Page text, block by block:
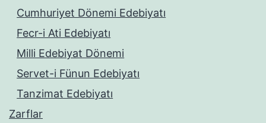
Cumhuriyet Dönemi Edebiyatı
Fecr-i Ati Edebiyatı
Milli Edebiyat Dönemi
Servet-i Fünun Edebiyatı
Tanzimat Edebiyatı
Zarflar